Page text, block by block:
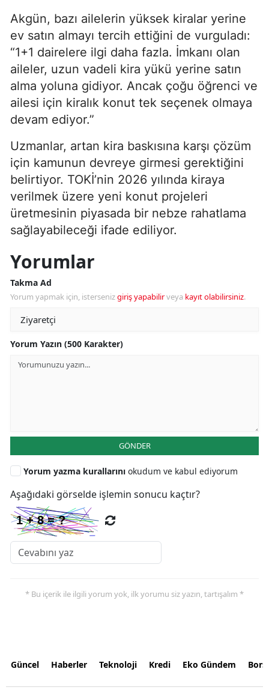
Akgün, bazı ailelerin yüksek kiralar yerine
ev satın almayı tercih ettiğini de vurguladı:
“1+1 dairelere ilgi daha fazla. İmkanı olan
aileler, uzun vadeli kira yükü yerine satın
alma yoluna gidiyor. Ancak çoğu öğrenci ve
ailesi için kiralık konut tek seçenek olmaya
devam ediyor.”
Uzmanlar, artan kira baskısına karşı çözüm
için kamunun devreye girmesi gerektiğini
belirtiyor. TOKİ’nin 2026 yılında kiraya
verilmek üzere yeni konut projeleri
üretmesinin piyasada bir nebze rahatlama
sağlayabileceği ifade ediliyor.
Yorumlar
Takma Ad
Yorum yapmak için, istersenizgiriş yapabilirveya kayıt olabilirsiniz.
Yorum Yazın (500 Karakter)
GÖNDER
Yorum yazma kurallarını okudum ve kabul ediyorum
Aşağıdaki görselde işlemin sonucu kaçtır?
* Bu içerik ile ilgili yorum yok, ilk yorumu siz yazın, tartışalım *
Güncel Haberler Teknoloji Kredi Eko Gündem